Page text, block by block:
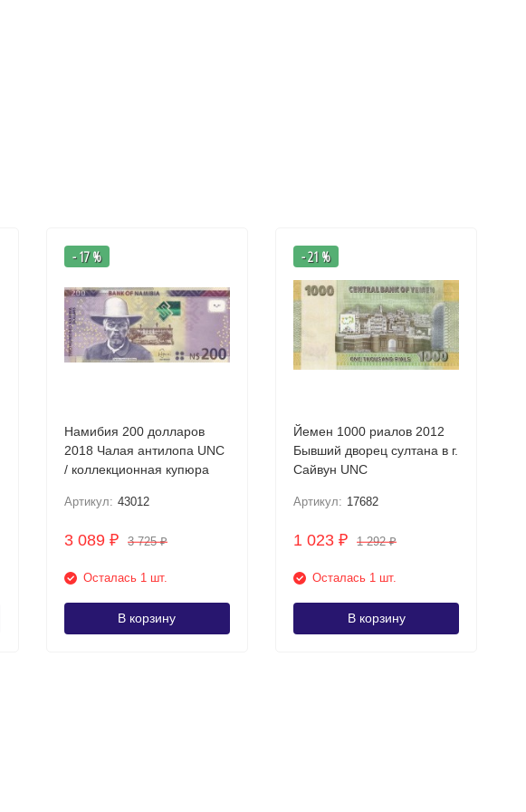
- 17 %
Намибия 200 долларов
2018 Чалая антилопа UNC
/ коллекционная купюра
Артикул: 43012
3 089 ₽ 3 725₽
Осталась 1 шт.
В корзину
- 21 %
Йемен 1000 риалов 2012
Бывший дворец султанa в г.
Сайвун UNC
Артикул: 17682
1 023₽ 1 292₽
Осталась 1 шт.
В корзину